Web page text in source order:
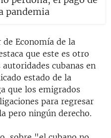
pandemia
Economía de la
que este es otro
cubanas en
estado de la
que los emigrados
para regresar
pero ningún derecho.